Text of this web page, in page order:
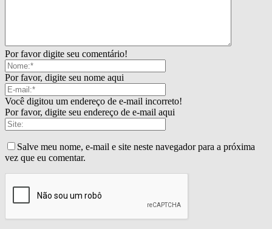
Por favor digite seu comentário!
Por favor, digite seu nome aqui
Você digitou um endereço de e-mail incorreto!
Por favor, digite seu endereço de e-mail aqui
Salve meu nome, e-mail e site neste navegador para a próxima
vez que eu comentar.